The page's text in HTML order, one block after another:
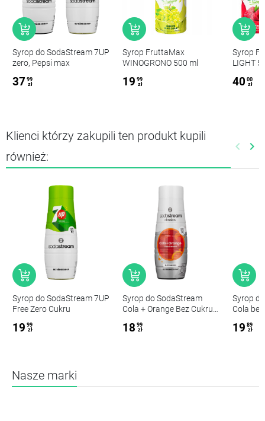
Syrop do SodaStream 7UP
zero, Pepsi max
37 99
zł
Syrop FruttaMax
WINOGRONO 500 ml
19 99
zł
Syrop
LIGHT
40 00
zł
Klienci którzy zakupili ten produkt kupili
również:
keyboard_arrow_left keyboard_arrow_right
Syrop do SodaStream 7UP
Free Zero Cukru
19 99
zł
Syrop do SodaStream
Cola + Orange Bez Cukru
18 99
zł
Syrop
Cola
19 89
zł
Nasze marki